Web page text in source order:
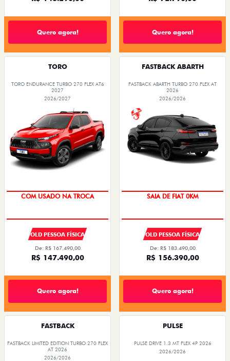
Quero agora! Quero agora!
TORO
TORO ENDURANCE TURBO 270 FLEX AT6
2027
2026/2027
COM USADO NA TROCA
OLD PESSOA FÍSICA
De: R$ 167.490,00
R$ 147.490,00
Quero agora!
FASTBACK ABARTH
FASTBACK ABARTH TURBO 270 FLEX AT
2026
2026/2026
SAIA DE FIAT 0KM
OLD PESSOA FÍSICA
De: R$ 183.490,00
R$ 156.390,00
Quero agora!
FASTBACK
FASTBACK LIMITED EDITION TURBO 270 FLEX
AT 2026
2026/2026
PULSE
PULSE DRIVE 1.3 MT FLEX 4P 2026
2026/2026